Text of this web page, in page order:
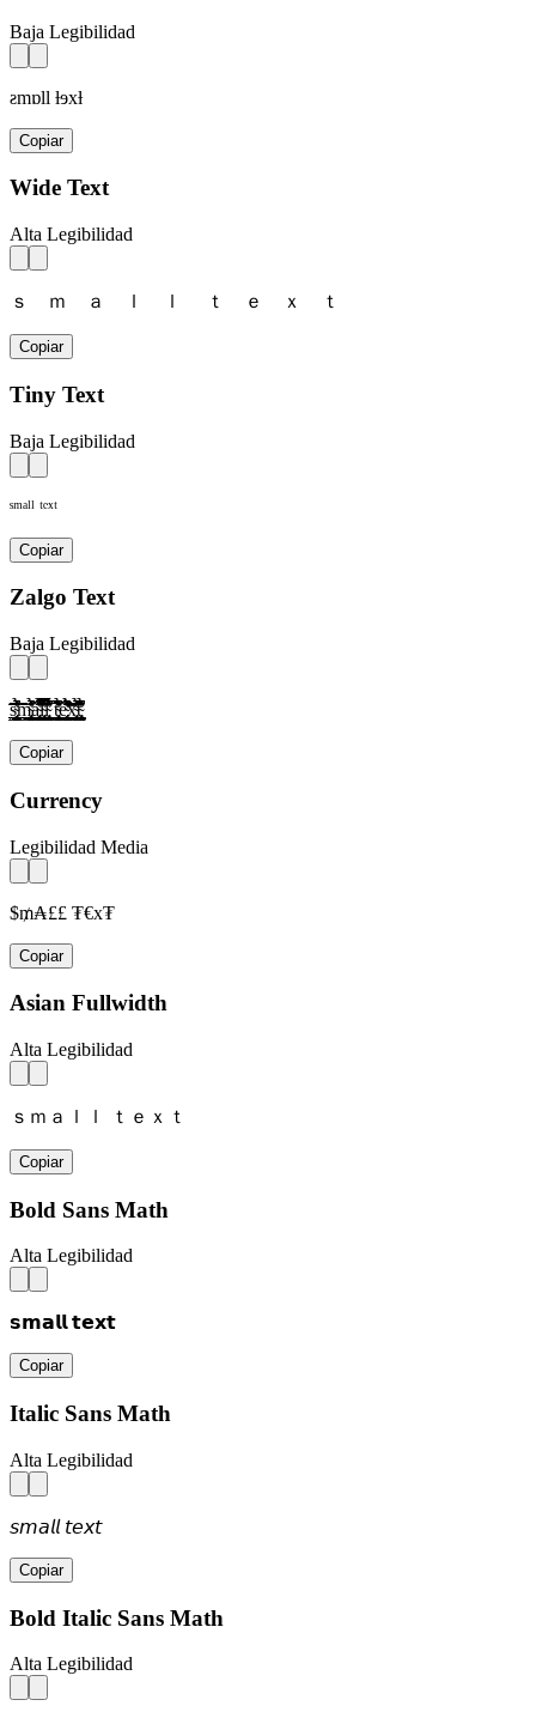
Baja Legibilidad
ƨmɒll ƚɘxƚ
Copiar
Wide Text
Alta Legibilidad
ｓ ｍ ａ ｌ ｌ ｔ ｅ ｘ ｔ
Copiar
Tiny Text
Baja Legibilidad
ˢᵐᵃˡˡ ᵗᵉˣᵗ
Copiar
Zalgo Text
Baja Legibilidad
s̴̢̛͎̗̰̲̜̺̹̮̦̩̫̪̬̭̯̰̱̲̳̹̺̻̼͇͈͉͍͎̀́̂̃̄̅̆̇̈̉̊̋̌̍̎̏̐̑̒̓̔̕̚ͅm̴̢̛͎̗̰̲̜̺̹̮̦̩̫̪̬̭̯̰̱̲̳̹̺̻̼͇͈͉͍͎̀́̂̃̄̅̆̇̈̉̊̋̌̍̎̏̐̑̒̓̔̕̚ͅà̴̢̛͎̗̰̲̜̺̹̮̦̩̫̪̬̭̯̰̱̲̳̹̺̻̼͇͈͉͍͎́̂̃̄̅̆̇̈̉̊̋̌̍̎̏̐̑̒̓̔̕̚ͅl̴̢̛͎̗̰̲̜̺̹̮̦̩̫̪̬̭̯̰̱̲̳̹̺̻̼͇͈͉͍͎̀́̂̃̄̅̆̇̈̉̊̋̌̍̎̏̐̑̒̓̔̕̚ͅl̴̢̛͎̗̰̲̜̺̹̮̦̩̫̪̬̭̯̰̱̲̳̹̺̻̼͇͈͉͍͎̀́̂̃̄̅̆̇̈̉̊̋̌̍̎̏̐̑̒̓̔̕̚ͅ t̴̢̛͎̗̰̲̜̺̹̮̦̩̫̪̬̭̯̰̱̲̳̹̺̻̼͇͈͉͍͎̀́̂̃̄̅̆̇̈̉̊̋̌̍̎̏̐̑̒̓̔̕̚ͅè̴̢̛͎̗̰̲̜̺̹̮̦̩̫̪̬̭̯̰̱̲̳̹̺̻̼͇͈͉͍͎́̂̃̄̅̆̇̈̉̊̋̌̍̎̏̐̑̒̓̔̕̚ͅx̴̢̛͎̗̰̲̜̺̹̮̦̩̫̪̬̭̯̰̱̲̳̹̺̻̼͇͈͉͍͎̀́̂̃̄̅̆̇̈̉̊̋̌̍̎̏̐̑̒̓̔̕̚ͅt̴̢̛͎̗̰̲̜̺̹̮̦̩̫̪̬̭̯̰̱̲̳̹̺̻̼͇͈͉͍͎̀́̂̃̄̅̆̇̈̉̊̋̌̍̎̏̐̑̒̓̔̕̚ͅ
Copiar
Currency
Legibilidad Media
$₥₳££ ₮€x₮
Copiar
Asian Fullwidth
Alta Legibilidad
ｓｍａｌｌ ｔｅｘｔ
Copiar
Bold Sans Math
Alta Legibilidad
𝘀𝗺𝗮𝗹𝗹 𝘁𝗲𝘅𝘁
Copiar
Italic Sans Math
Alta Legibilidad
𝘴𝘮𝘢𝘭𝘭 𝘵𝘦𝘹𝘵
Copiar
Bold Italic Sans Math
Alta Legibilidad